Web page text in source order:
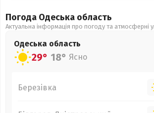
Погода Одеська область
Актуальна інформація про погоду та атмосферні
Одеська область
29° 18° Ясно
Березівка